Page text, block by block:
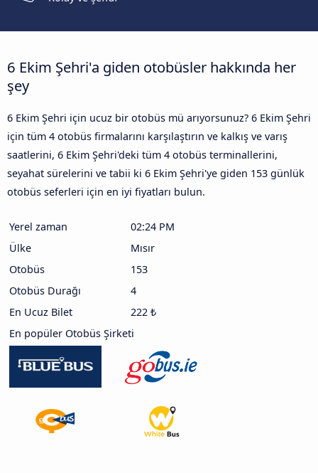
6 Ekim Şehri'a giden otobüsler hakkında her
şey
6 Ekim Şehri için ucuz bir otobüs mü arıyorsunuz? 6 Ekim Şehri
için tüm 4 otobüs firmalarını karşılaştırın ve kalkış ve varış
saatlerini, 6 Ekim Şehri'deki tüm 4 otobüs terminallerini,
seyahat sürelerini ve tabii ki 6 Ekim Şehri'ye giden 153 günlük
otobüs seferleri için en iyi fiyatları bulun.
Yerel zaman
02:24 PM
Ülke
Mısır
Otobüs
153
Otobüs Durağı
4
En Ucuz Bilet
222 ₺
En popüler Otobüs Şirketi